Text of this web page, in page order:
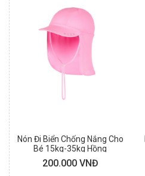
Nón Đi Biển Chống Nắng Cho
Bé 15kg-35kg Hồng
200.000 VNĐ